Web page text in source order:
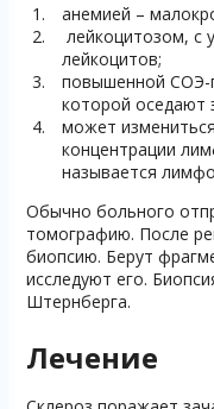
анемией –
лейкоцитозом, с
лейкоцитов;
повышенной СОЭ-
которой оседают
может
концентрации
называется
Обычно больного
томографию. После
биопсию. Берут
исследуют его.
Штернберга.
Лечение